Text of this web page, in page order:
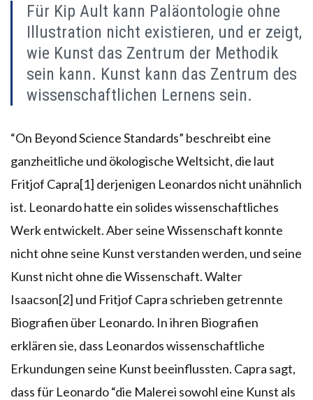
Für Kip Ault kann Paläontologie ohne
Illustration nicht existieren, und er zeigt,
wie Kunst das Zentrum der Methodik
sein kann. Kunst kann das Zentrum des
wissenschaftlichen Lernens sein.
“On Beyond Science Standards” beschreibt eine
ganzheitliche und ökologische Weltsicht, die laut
Fritjof Capra[1] derjenigen Leonardos nicht unähnlich
ist. Leonardo hatte ein solides wissenschaftliches
Werk entwickelt. Aber seine Wissenschaft konnte
nicht ohne seine Kunst verstanden werden, und seine
Kunst nicht ohne die Wissenschaft. Walter
Isaacson[2] und Fritjof Capra schrieben getrennte
Biografien über Leonardo. In ihren Biografien
erklären sie, dass Leonardos wissenschaftliche
Erkundungen seine Kunst beeinflussten. Capra sagt,
dass für Leonardo “die Malerei sowohl eine Kunst als